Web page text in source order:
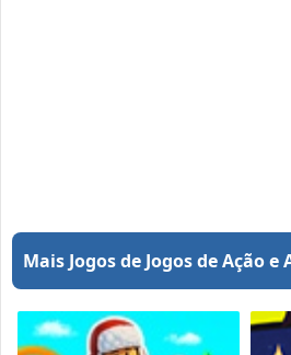
Mais Jogos de Jogos de Ação